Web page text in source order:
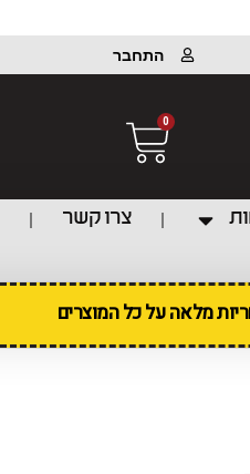
התחבר
0
צרו קשר
מלאה על כל המוצרים